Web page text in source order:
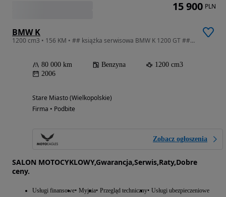
BMW K
1200 cm3 • 156 KM • ## książka serwisowa BMW K 1200 GT ## ZABANY JAK NOWY esa xenon
80 000 km Benzyna
1200 cm3
2006
Stare Miasto (Wielkopolskie)
Firma • Podbite
Zobacz ogłoszenia
SALON MOTOCYKLOWY,Gwarancja,Serwis,Raty,Dobre
ceny.
Usługi finansowe Myjnia Przegląd techniczny Usługi ubezpieczeniowe
15 900 PLN